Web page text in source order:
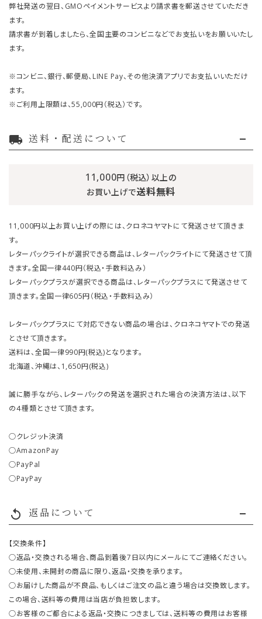
弊社発送の翌日、GMOペイメントサービスより請求書を郵送させていただき
ます。
請求書が到着しましたら、全国主要のコンビニなどでお支払いをお願いいたし
ます。
※コンビニ、銀行、郵便局、LINE Pay、その他決済アプリでお支払いいただけ
ます。
※ご利用上限額は、55,000円（税込）です。
local_shipping 送料・配送について
11,000円（税込）以上の
お買い上げで送料無料
11,000円以上お買い上げの際には、クロネコヤマトにて発送させて頂きま
す。
レターパックライトが選択できる商品は、レターパックライトにて発送させて頂
きます。全国一律440円（税込・手数料込み）
レターパックプラスが選択できる商品は、レターパックプラスにて発送させて
頂きます。全国一律605円（税込・手数料込み）
レターパックプラスにて対応できない商品の場合は、クロネコヤマトでの発送
とさせて頂きます。
送料は、全国一律990円(税込)となります。
北海道、沖縄は、1,650円(税込)
誠に勝手ながら、レターパックの発送を選択された場合の決済方法は、以下
の４種類とさせて頂きます。
○クレジット決済
○AmazonPay
○PayPal
○PayPay
replay 返品について
【交換条件】
○返品・交換される場合、商品到着後7日以内にメールにてご連絡ください。
○未使用、未開封の商品に限り、返品・交換を承ります。
○お届けした商品が不良品、もしくはご注文の品と違う場合は交換致します。
この場合、送料等の費用は当店が負担致します。
○お客様のご都合による返品・交換につきましては、送料等の費用はお客様